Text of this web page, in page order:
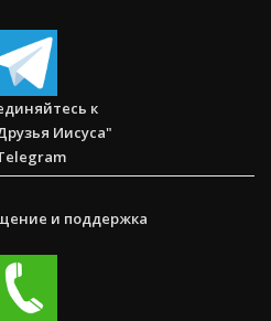
к
Иисуса"
и поддержка